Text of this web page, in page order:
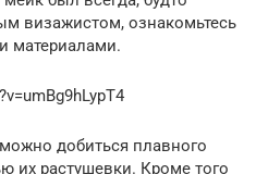
визажистом, ознакомьтесь
материалами.
добиться плавного
их растушевки. Кроме того